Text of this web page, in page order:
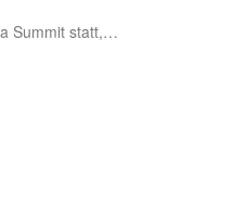
Sum­mit statt,…